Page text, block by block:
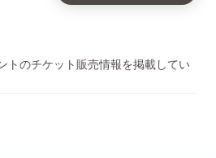
トのチケット販売情報を掲載してい